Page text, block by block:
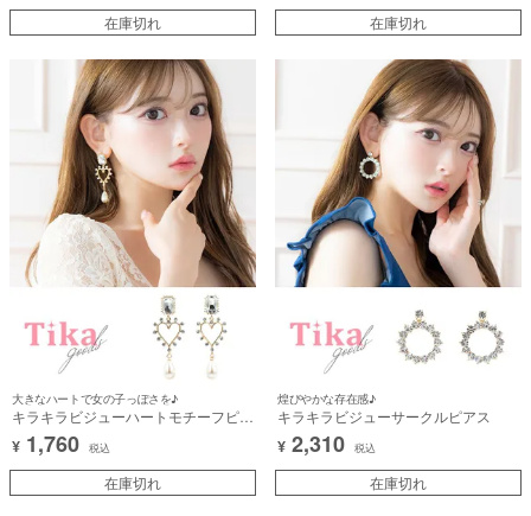
在庫切れ 在庫切れ
大きなハートで女の子っぽさを♪
キラキラビジューハートモチーフピア
¥ 1,760 税込
在庫切れ
煌びやかな存在感♪
キラキラビジューサークルピアス
¥ 2,310 税込
在庫切れ